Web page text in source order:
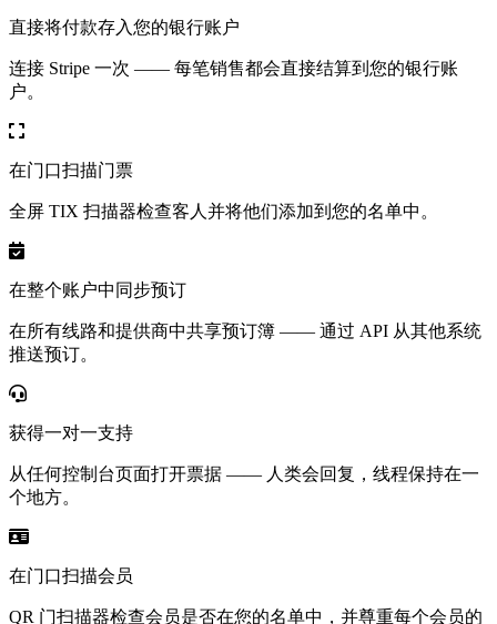
直接将付款存入您的银行账户
连接 Stripe 一次 —— 每笔销售都会直接结算到您的银行账
户。
在门口扫描门票
全屏 TIX 扫描器检查客人并将他们添加到您的名单中。
在整个账户中同步预订
在所有线路和提供商中共享预订簿 —— 通过 API 从其他系统
推送预订。
获得一对一支持
从任何控制台页面打开票据 —— 人类会回复，线程保持在一
个地方。
在门口扫描会员
QR 门扫描器检查会员是否在您的名单中，并尊重每个会员的